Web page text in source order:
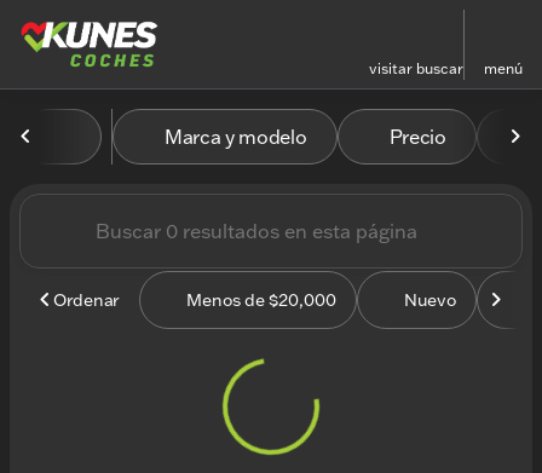
visitar buscar menú
filtrar buscar volver arriba
Vehículos en venta en
Marca y modelo Precio
Ordenar Menos de $20,000 Nuevo